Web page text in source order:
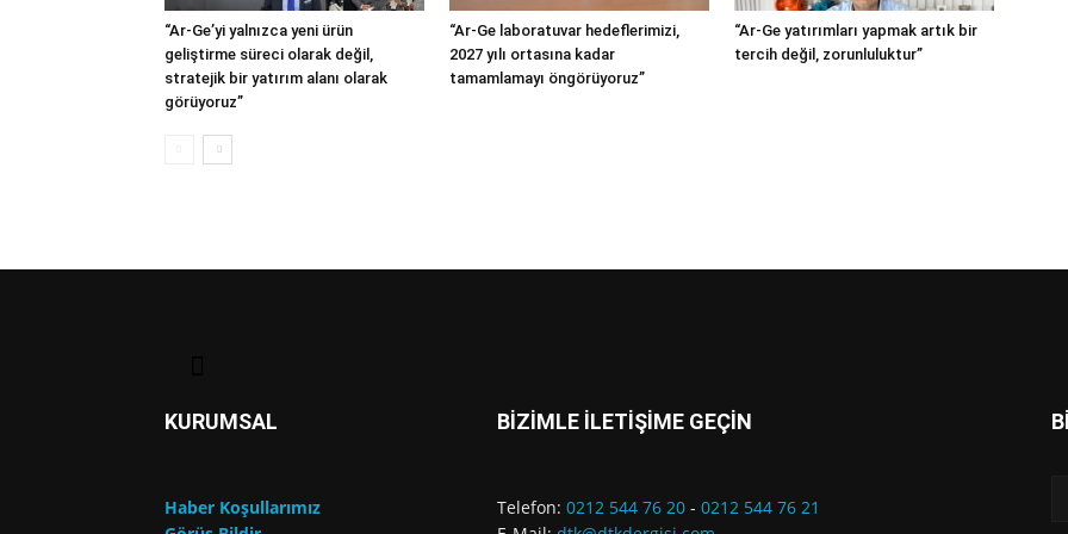
“Ar-Ge’yi yalnızca yeni ürün
geliştirme süreci olarak değil,
stratejik bir yatırım alanı olarak
görüyoruz”
“Ar-Ge laboratuvar hedeflerimizi,
2027 yılı ortasına kadar
tamamlamayı öngörüyoruz”
“Ar-Ge yatırımları yapmak artık bir
tercih değil, zorunluluktur”
KURUMSAL
Haber Koşullarımız
BİZİMLE İLETİŞİME GEÇİN
Telefon: 0212 544 76 20 - 0212 544 76 21